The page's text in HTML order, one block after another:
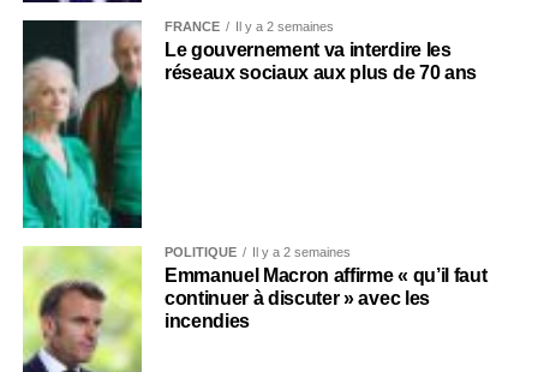
FRANCE Il y a 2 semaines
Le gouvernement va interdire les
réseaux sociaux aux plus de 70 ans
POLITIQUE Il y a 2 semaines
Emmanuel Macron affirme « qu’il faut
continuer à discuter » avec les
incendies